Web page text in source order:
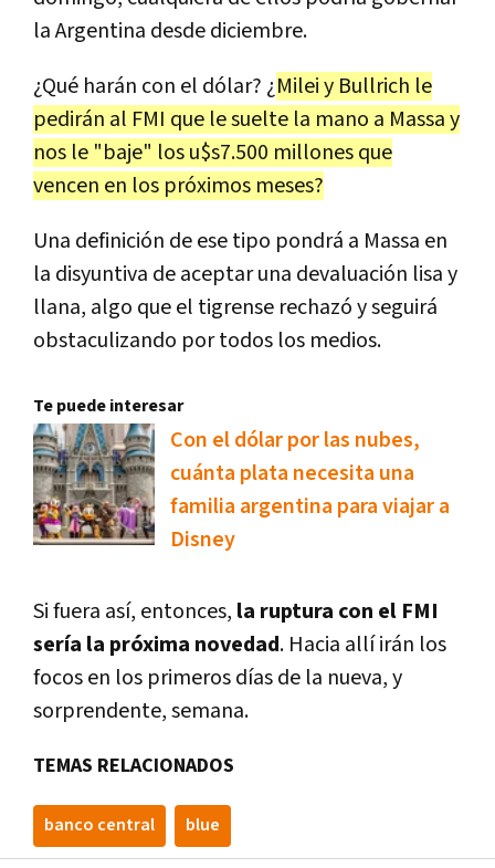
la Argentina desde diciembre.
¿Qué harán con el dólar? ¿Milei y Bullrich le
pedirán al FMI que le suelte la mano a Massa y
nos le "baje" los u$s7.500 millones que
vencen en los próximos meses?
Una definición de ese tipo pondrá a Massa en
la disyuntiva de aceptar una devaluación lisa y
llana, algo que el tigrense rechazó y seguirá
obstaculizando por todos los medios.
Te puede interesar
Con el dólar por las nubes,
cuánta plata necesita una
familia argentina para viajar a
Disney
Si fuera así, entonces, la ruptura con el FMI
sería la próxima novedad. Hacia allí irán los
focos en los primeros días de la nueva, y
sorprendente, semana.
TEMAS RELACIONADOS
banco central blue